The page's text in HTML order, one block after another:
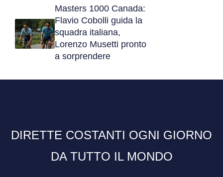
Masters 1000 Canada:
Flavio Cobolli guida la
squadra italiana,
Lorenzo Musetti pronto
a sorprendere
DIRETTE COSTANTI OGNI GIORNO
DA TUTTO IL MONDO